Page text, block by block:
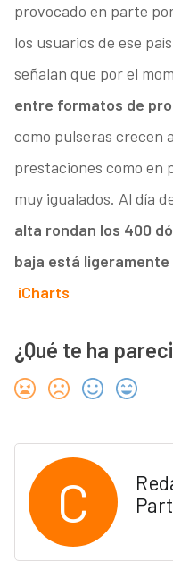
provocado en parte
los usuarios de ese
señalan que por el
entre formatos de
como pulseras crecen
prestaciones como en
muy igualados. Al día
alta rondan los 400
baja está ligeramente
iCharts
¿Qué te ha
C